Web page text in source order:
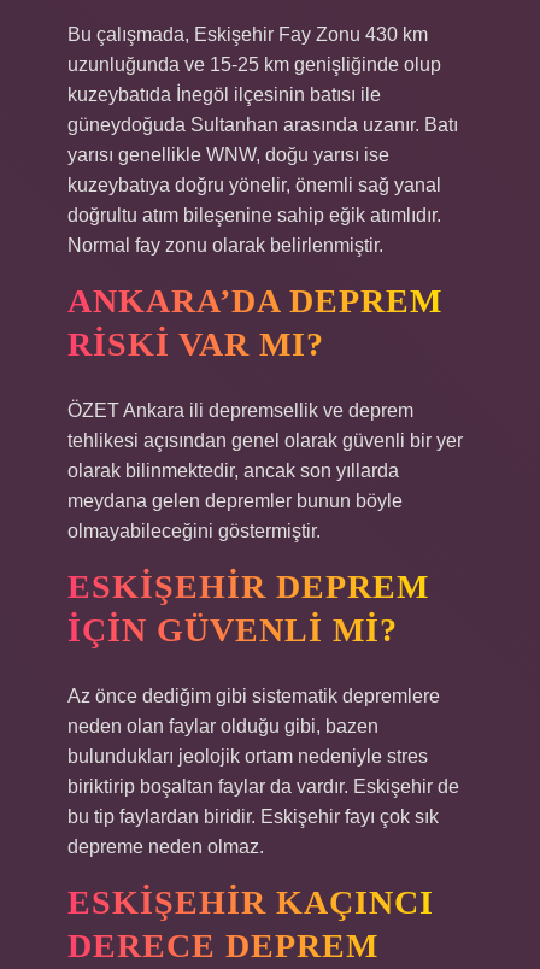
Bu çalışmada, Eskişehir Fay Zonu 430 km
uzunluğunda ve 15-25 km genişliğinde olup
kuzeybatıda İnegöl ilçesinin batısı ile
güneydoğuda Sultanhan arasında uzanır. Batı
yarısı genellikle WNW, doğu yarısı ise
kuzeybatıya doğru yönelir, önemli sağ yanal
doğrultu atım bileşenine sahip eğik atımlıdır.
Normal fay zonu olarak belirlenmiştir.
ANKARA’DA DEPREM
RISKI VAR MI?
ÖZET Ankara ili depremsellik ve deprem
tehlikesi açısından genel olarak güvenli bir yer
olarak bilinmektedir, ancak son yıllarda
meydana gelen depremler bunun böyle
olmayabileceğini göstermiştir.
ESKIŞEHIR DEPREM
IÇIN GÜVENLI MI?
Az önce dediğim gibi sistematik depremlere
neden olan faylar olduğu gibi, bazen
bulundukları jeolojik ortam nedeniyle stres
biriktirip boşaltan faylar da vardır. Eskişehir de
bu tip faylardan biridir. Eskişehir fayı çok sık
depreme neden olmaz.
ESKIŞEHIR KAÇINCI
DERECE DEPREM